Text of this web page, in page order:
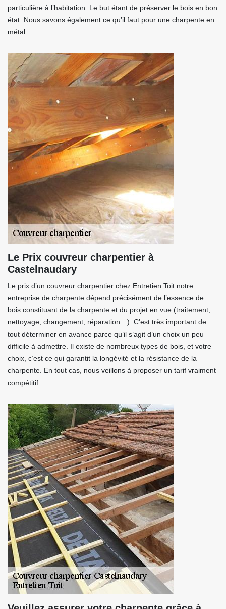
particulière à l’habitation. Le but étant de préserver le bois en bon
état. Nous savons également ce qu’il faut pour une charpente en
métal.
Le Prix couvreur charpentier à
Castelnaudary
Le prix d’un couvreur charpentier chez Entretien Toit notre
entreprise de charpente dépend précisément de l’essence de
bois constituant de la charpente et du projet en vue (traitement,
nettoyage, changement, réparation…). C’est très important de
tout déterminer en avance parce qu’il s’agit d’un choix un peu
difficile à admettre. Il existe de nombreux types de bois, et votre
choix, c’est ce qui garantit la longévité et la résistance de la
charpente. En tout cas, nous veillons à proposer un tarif vraiment
compétitif.